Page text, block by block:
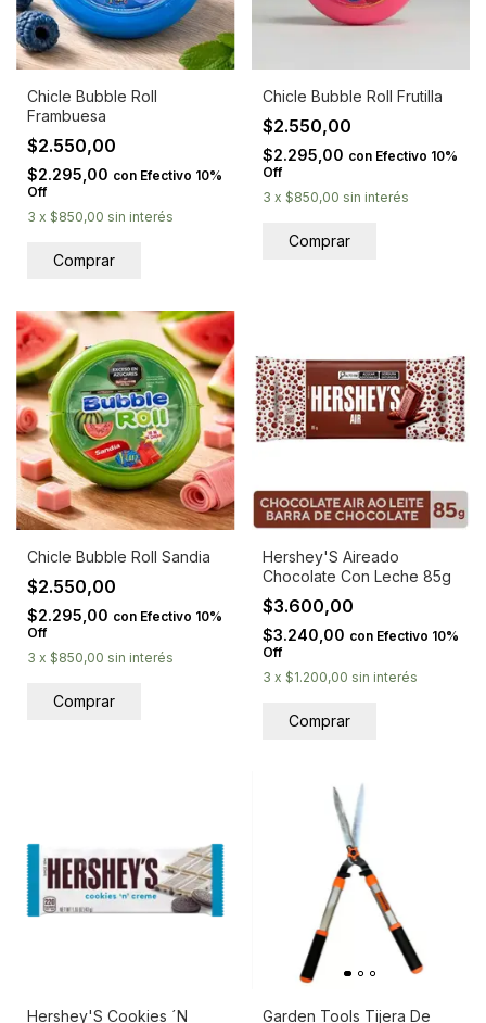
Chicle Bubble Roll
Frambuesa
$2.550,00
$2.295,00 con Efectivo 10%
Off
3 x $850,00 sin interés
Chicle Bubble Roll Frutilla
$2.550,00
$2.295,00 con Efectivo 10%
Off
3 x $850,00 sin interés
Chicle Bubble Roll Sandia
$2.550,00
$2.295,00 con Efectivo 10%
Off
3 x $850,00 sin interés
Hershey'S Aireado
Chocolate Con Leche 85g
$3.600,00
$3.240,00 con Efectivo 10%
Off
3 x $1.200,00 sin interés
Hershey'S Cookies ´N Garden Tools Tijera De